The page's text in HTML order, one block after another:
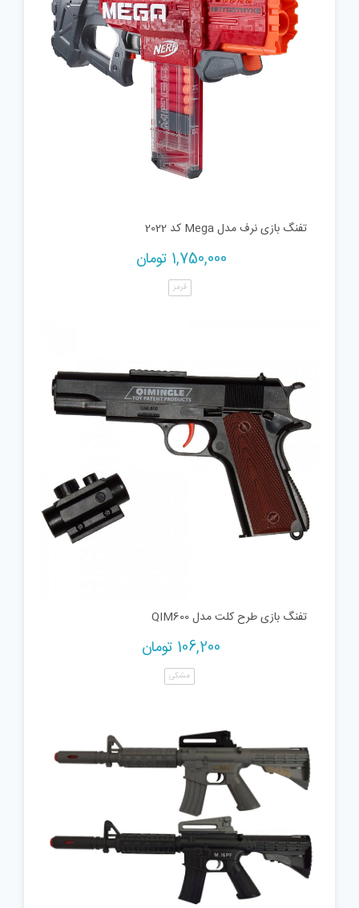
تفنگ بازی نرف مدل Mega کد 2022
1,750,000 تومان
قرمز
تفنگ بازی طرح کلت مدل QIM600
106,200 تومان
مشکی